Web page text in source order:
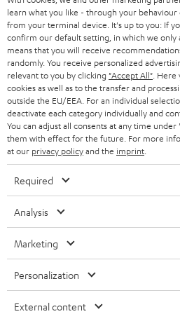
SMART HOME
BLUETOOTH-LAUTSPRECHER
KOPFHÖRER
BLUETOOTH-KOPFHÖRER
STEREOANLAGEN
LAUTSPRECHER
ULTIMA-SERIE
IN-EAR-KOPFHÖRER
FANSHOP
NEUHEITEN
GESCHÄFTSKUNDEN
PARTNERPROGRAMM
BLOG
NEWSLETTER
STORES
DEINE VORTEILE BEI TEUFEL
TEUFEL STORY
UNSER MANAGEMENT
NACHHALTIGKEIT
UNSERE WERTE
ÖSTERREICH
SCHWEIZ
NIEDERLANDE
BELGIEN
POLEN
SPANIEN
Fotos abgebildete Zubehör ist nicht im
©2026 Lautsprecher Teufel GmbH - All
learn what you like - through your
from your terminal device. It's up to you: If
confirm our default setting, in which we only
means that you will receive
randomly. You receive personalized
relevant to you by clicking "Accept All" .
cookies as well as to the transfer and
outside the EU/EEA. For an individual
deactivate each category individually and
You can adjust all consents at any time
them with effect for the future. For more
at our privacy policyand the imprint
Required
Analysis
Marketing
Personalization
External content